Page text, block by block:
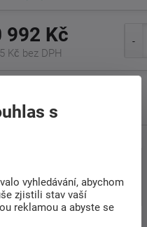
992 Kč
Kč bez DPH
Pá 8:00 - 17:00 hod.
vhodnou matraci
s
vyhledávání, abychom
zjistili stav vaší
reklamou a abyste se